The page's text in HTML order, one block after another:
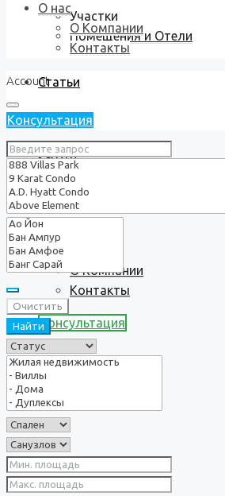
Участки
Помещения и Отели
Статьи
Услуги
О нас
О Компании
Контакты
Консультация
О нас
О Компании
Контакты
Account
Консультация
Очистить
Найти